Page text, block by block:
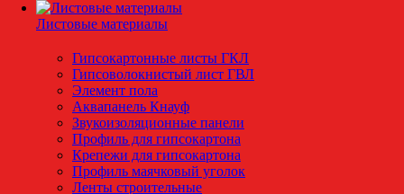
Листовые материалы
Гипсокартонные листы ГКЛ
Гипсоволокнистый лист ГВЛ
Элемент пола
Аквапанель Кнауф
Звукоизоляционные панели
Профиль для гипсокартона
Крепежи для гипсокартона
Профиль маячковый уголок
Ленты строительные